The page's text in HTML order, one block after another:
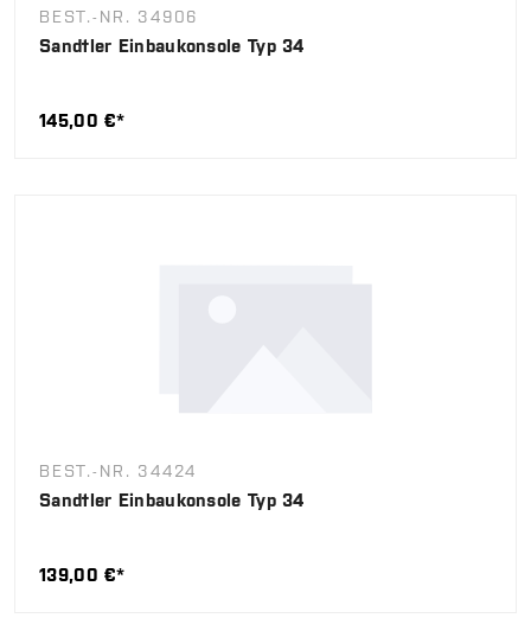
BEST.-NR. 34906
Sandtler Einbaukonsole Typ 34
145,00 €*
BEST.-NR. 34424
Sandtler Einbaukonsole Typ 34
139,00 €*